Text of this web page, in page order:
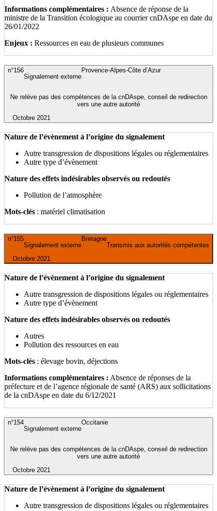
Informations complémentaires : Absence de réponse de la
ministre de la Transition écologique au courrier cnDAspe en date du
26/01/2022
Enjeux : Ressources en eau de plusieurs communes
Octobre 2021
Ne relève pas des compétences de la cnDAspe, conseil de redirection
vers une autre autorité
Provence-Alpes-Côte d’Azur
Signalement externe
n°156
Nature de l’évènement à l’origine du signalement
Autre transgression de dispositions légales ou réglementaires
Autre type d’évènement
Nature des effets indésirables observés ou redoutés
Pollution de l’atmosphère
Mots-clés : matériel climatisation
Octobre 2021
Transmis aux autorités compétentes
Bretagne
Signalement externe
n°155
Nature de l’évènement à l’origine du signalement
Autre transgression de dispositions légales ou réglementaires
Autre type d’évènement
Nature des effets indésirables observés ou redoutés
Autres
Pollution des ressources en eau
Mots-clés : élevage bovin, déjections
Informations complémentaires : Absence de réponses de la
préfecture et de l’agence régionale de santé (ARS) aux sollicitations
de la cnDAspe en date du 6/12/2021
Octobre 2021
Ne relève pas des compétences de la cnDAspe, conseil de redirection
vers une autre autorité
Occitanie
Signalement externe
n°154
Nature de l’évènement à l’origine du signalement
Autre transgression de dispositions légales ou réglementaires